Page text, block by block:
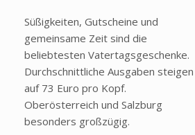
Süßigkeiten, Gutscheine und
gemeinsame Zeit sind die
beliebtesten Vatertagsgeschenke.
Durchschnittliche Ausgaben steigen
auf 73 Euro pro Kopf.
Oberösterreich und Salzburg
besonders großzügig.